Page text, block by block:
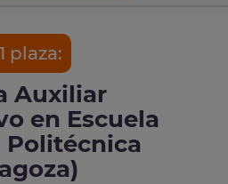
plaza:
Auxiliar
en Escuela
Politécnica